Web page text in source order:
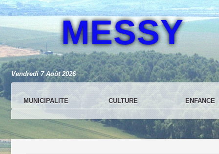
MESSY
Vendredi 7 Août 2026
MUNICIPALITE CULTURE ENFANCE